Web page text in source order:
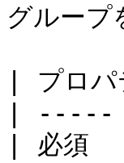
グループ
| プロ
|
| 必須